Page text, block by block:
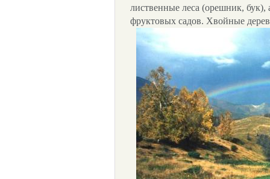
лиственные леса (орешник,
фруктовых садов. Хвойные